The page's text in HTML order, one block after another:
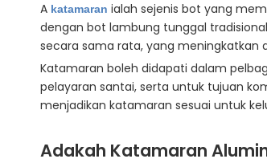
A katamaran ialah sejenis bot yang
dengan bot lambung tunggal
secara sama rata, yang meningkatkan
Katamaran boleh didapati dalam
pelayaran santai, serta untuk tujuan
menjadikan katamaran sesuai untuk
Adakah Katamaran